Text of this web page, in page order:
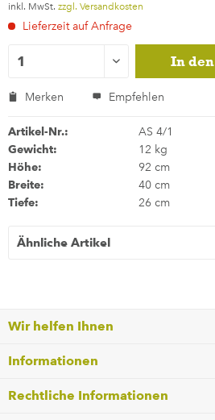
inkl. MwSt. zzgl. Versandkosten
Lieferzeit auf Anfrage
In den
Merken Empfehlen
Artikel-Nr.: AS 4/1
Gewicht: 12 kg
Höhe: 92 cm
Breite: 40 cm
Tiefe: 26 cm
Ähnliche Artikel
Wir helfen Ihnen
Informationen
Rechtliche Informationen